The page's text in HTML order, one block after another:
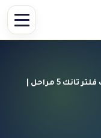
مميزات وعيوب فلتر تانك 5 مراحل |